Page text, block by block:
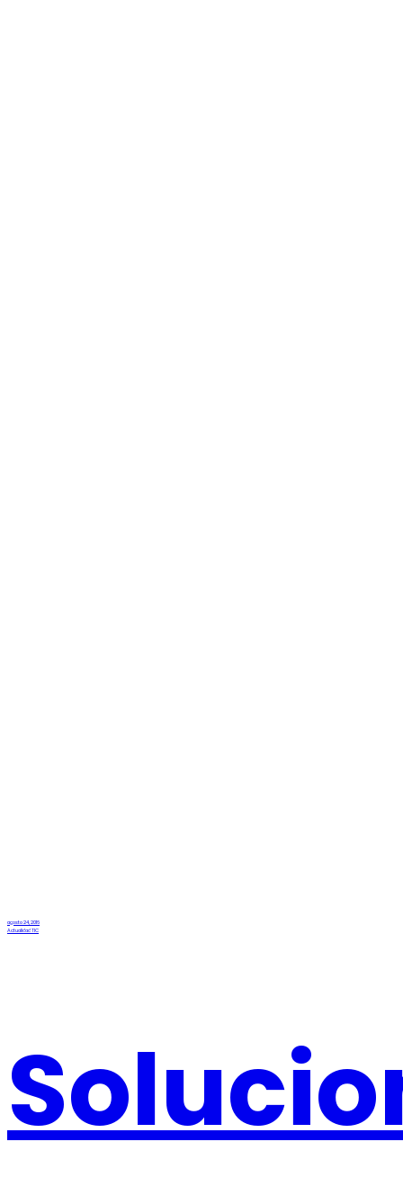
agosto 24, 2016
Actualidad TIC